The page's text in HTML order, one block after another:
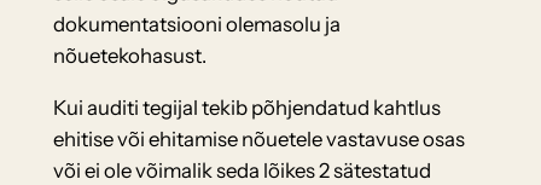
dokumentatsiooni olemasolu ja
nõuetekohasust.
Kui auditi tegijal tekib põhjendatud kahtlus
ehitise või ehitamise nõuetele vastavuse osas
või ei ole võimalik seda lõikes 2 sätestatud